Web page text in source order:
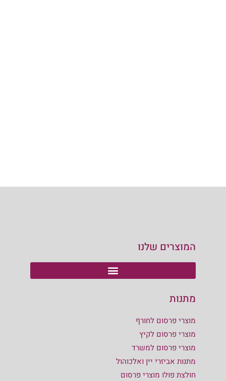
המוצרים שלנו
מתנות
מוצרי פרסום לחורף
מוצרי פרסום לקיץ
מוצרי פרסום למשרד
מתנות אביזרי יין ואלכוהול
חולצת פולו מוצרי פרסום